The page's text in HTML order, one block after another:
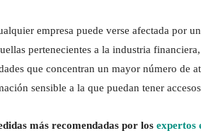
empresa puede verse afectada por
pertenecientes a la industria
que concentran un mayor número de
sensible a la que puedan tener
más recomendadas por los expertos